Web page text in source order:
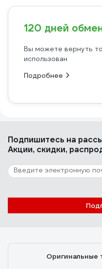
120 дней
Вы можете вернуть
использован
Подробнее
Подпишитесь на
Акции, скидки,
Оригинальные